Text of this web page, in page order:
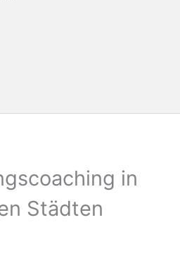
in
Städten